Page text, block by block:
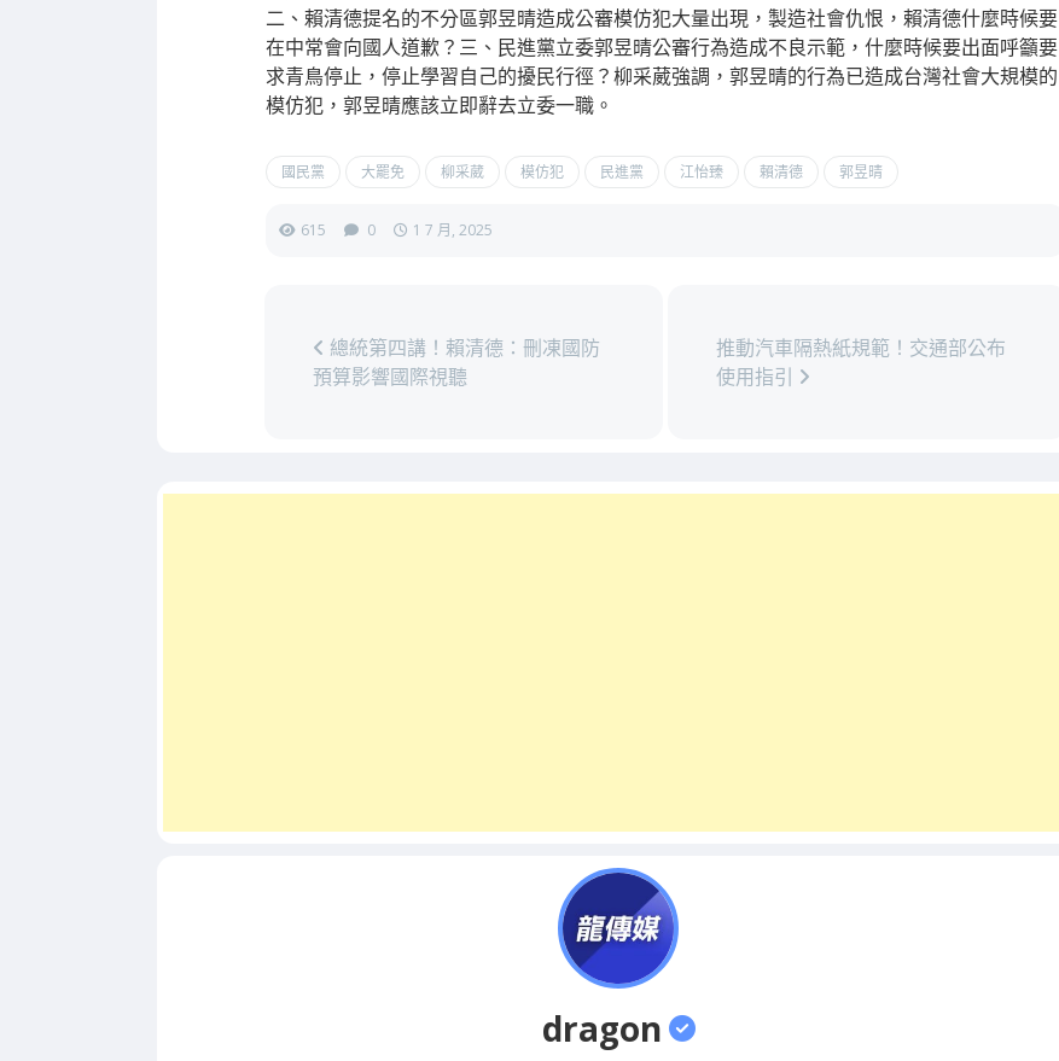
二、賴清德提名的不分區郭昱晴造成公審模仿犯大量出現，製造社會仇恨，賴清德什麼時候要
在中常會向國人道歉？三、民進黨立委郭昱晴公審行為造成不良示範，什麼時候要出面呼籲要
求青鳥停止，停止學習自己的擾民行徑？柳采葳強調，郭昱晴的行為已造成台灣社會大規模的
模仿犯，郭昱晴應該立即辭去立委一職。
國民黨 大罷免 柳采葳 模仿犯 民進黨 江怡臻 賴清德 郭昱晴
615 0 1 7 月, 2025
總統第四講！賴清德：刪凍國防
預算影響國際視聽
推動汽車隔熱紙規範！交通部公布
使用指引
dragon